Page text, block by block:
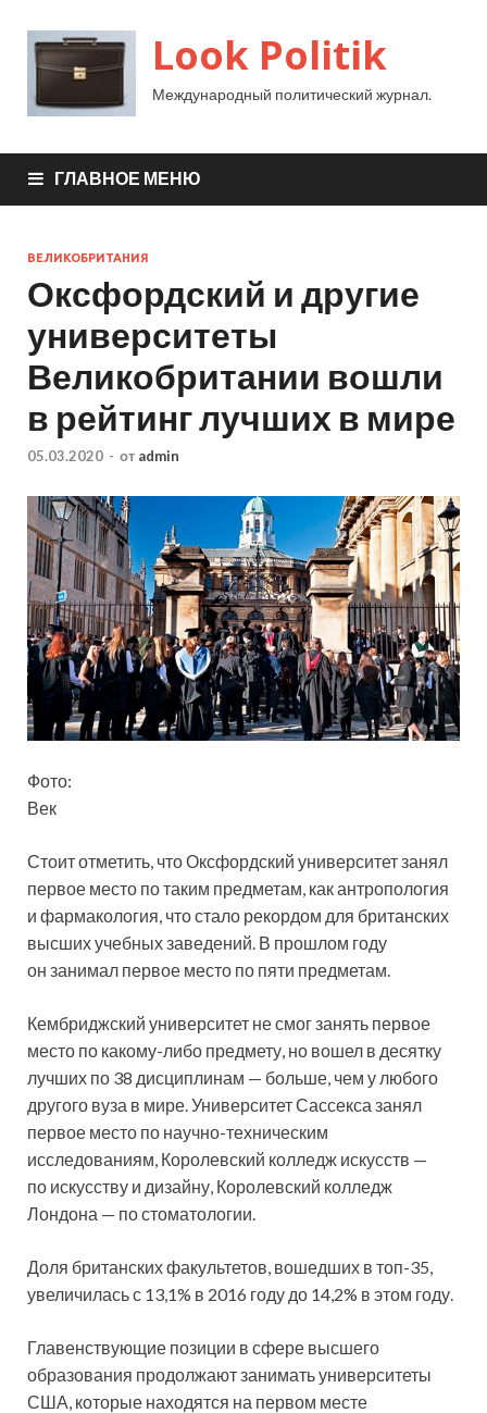
Look Politik
Международный политический журнал.
ГЛАВНОЕ МЕНЮ
ВЕЛИКОБРИТАНИЯ
Оксфордский и другие
университеты
Великобритании вошли
в рейтинг лучших в мире
05.03.2020 - от admin
Фото:
Век
Стоит отметить, что Оксфордский университет занял
первое место по таким предметам, как антропология
и фармакология, что стало рекордом для британских
высших учебных заведений. В прошлом году
он занимал первое место по пяти предметам.
Кембриджский университет не смог занять первое
место по какому-либо предмету, но вошел в десятку
лучших по 38 дисциплинам — больше, чем у любого
другого вуза в мире. Университет Сассекса занял
первое место по научно-техническим
исследованиям, Королевский колледж искусств —
по искусству и дизайну, Королевский колледж
Лондона — по стоматологии.
Доля британских факультетов, вошедших в топ-35,
увеличилась с 13,1% в 2016 году до 14,2% в этом году.
Главенствующие позиции в сфере высшего
образования продолжают занимать университеты
США, которые находятся на первом месте